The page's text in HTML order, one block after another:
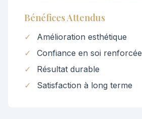
Bénéfices Attendus
✓
Amélioration esthétique
✓
Confiance en soi renforcée
✓
Résultat durable
✓
Satisfaction à long terme